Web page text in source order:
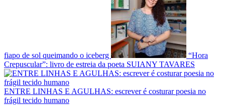
fiapo de sol queimando o iceberg
“Hora
Crepuscular”: livro de estreia da poeta SUIANY TAVARES
ENTRE LINHAS E AGULHAS: escrever é costurar poesia no
frágil tecido humano